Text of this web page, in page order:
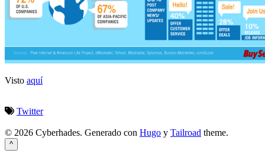
Visto aquí
Twitter
© 2026 Cyberhades. Generado con Hugo y Tailroad theme.
^